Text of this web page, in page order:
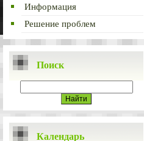
Информация
Решение проблем
Поиск
Календарь